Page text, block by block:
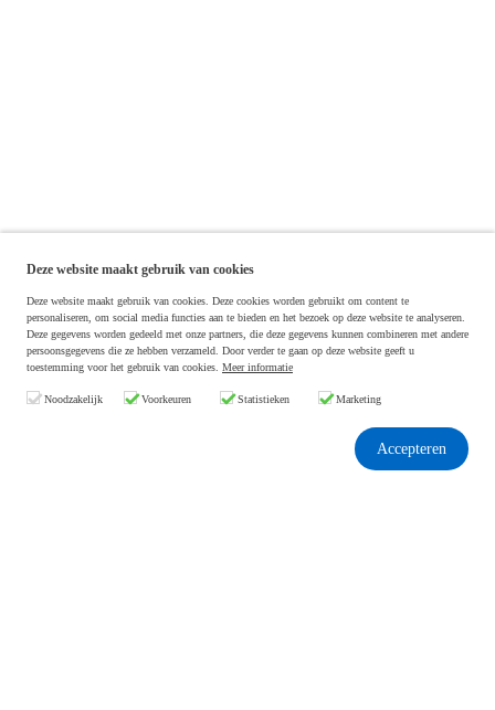
Deze website maakt gebruik van cookies
Deze website maakt gebruik van cookies. Deze cookies worden gebruikt om content te
personaliseren, om social media functies aan te bieden en het bezoek op deze website te analyseren.
Deze gegevens worden gedeeld met onze partners, die deze gegevens kunnen combineren met andere
persoonsgegevens die ze hebben verzameld. Door verder te gaan op deze website geeft u
toestemming voor het gebruik van cookies. Meer informatie
Noodzakelijk Voorkeuren Statistieken Marketing
Accepteren